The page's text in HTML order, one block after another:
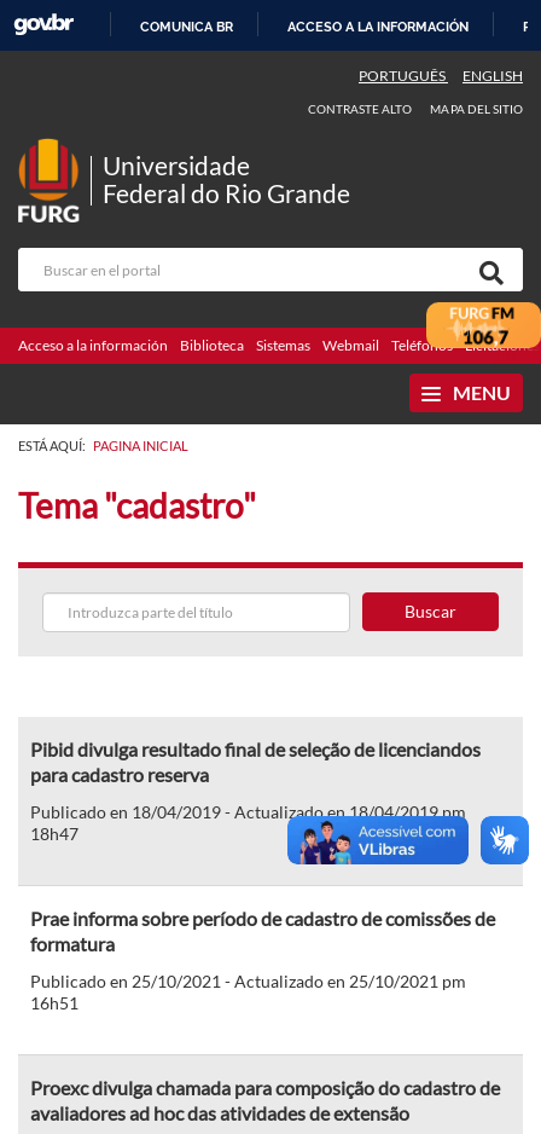
CONTENIDO
COMUNICA BR ACCESO A LA INFORMACIÓN
PORTUGUÊS ENGLISH
CONTRASTE ALTO MAPA DEL SITIO
Universidade
Federal do Rio Grande
Acceso a la información Biblioteca Sistemas Webmail Teléfonos Licitaciones
MENU
ESTÁ AQUÍ: PAGINA INICIAL
Tema "cadastro"
Buscar
Pibid divulga resultado final de seleção de licenciandos
para cadastro reserva
Publicado en 18/04/2019 - Actualizado en 18/04/2019 pm
18h47
Prae informa sobre período de cadastro de comissões de
formatura
Publicado en 25/10/2021 - Actualizado en 25/10/2021 pm
16h51
Proexc divulga chamada para composição do cadastro de
avaliadores ad hoc das atividades de extensão